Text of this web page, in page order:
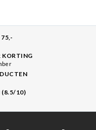
KORTING
(8.5/10)